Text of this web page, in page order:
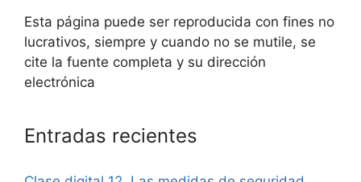
Esta página puede ser reproducida con fines no
lucrativos, siempre y cuando no se mutile, se
cite la fuente completa y su dirección
electrónica
Entradas recientes